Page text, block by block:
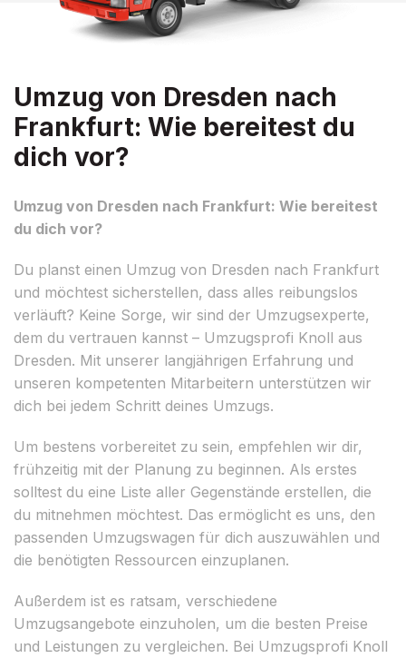
Umzug von Dresden nach
Frankfurt: Wie bereitest du
dich vor?
Umzug von Dresden nach Frankfurt: Wie bereitest
du dich vor?
Du planst einen Umzug von Dresden nach Frankfurt
und möchtest sicherstellen, dass alles reibungslos
verläuft? Keine Sorge, wir sind der Umzugsexperte,
dem du vertrauen kannst – Umzugsprofi Knoll aus
Dresden. Mit unserer langjährigen Erfahrung und
unseren kompetenten Mitarbeitern unterstützen wir
dich bei jedem Schritt deines Umzugs.
Um bestens vorbereitet zu sein, empfehlen wir dir,
frühzeitig mit der Planung zu beginnen. Als erstes
solltest du eine Liste aller Gegenstände erstellen, die
du mitnehmen möchtest. Das ermöglicht es uns, den
passenden Umzugswagen für dich auszuwählen und
die benötigten Ressourcen einzuplanen.
Außerdem ist es ratsam, verschiedene
Umzugsangebote einzuholen, um die besten Preise
und Leistungen zu vergleichen. Bei Umzugsprofi Knoll